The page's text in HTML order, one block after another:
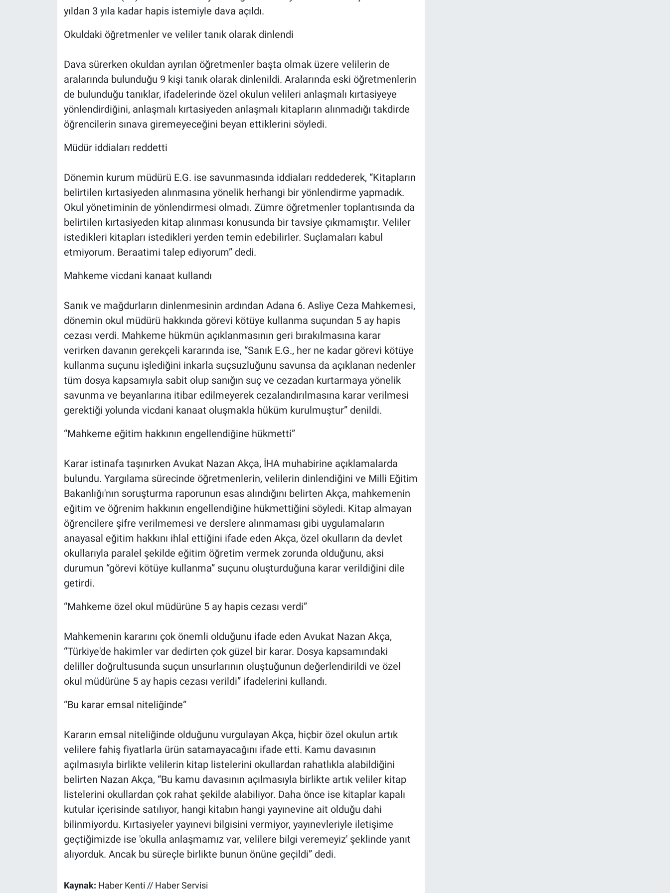
yıldan 3 yıla kadar hapis istemiyle dava açıldı.
Okuldaki öğretmenler ve veliler tanık olarak dinlendi
Dava sürerken okuldan ayrılan öğretmenler başta olmak üzere velilerin de
aralarında bulunduğu 9 kişi tanık olarak dinlenildi. Aralarında eski öğretmenlerin
de bulunduğu tanıklar, ifadelerinde özel okulun velileri anlaşmalı kırtasiyeye
yönlendirdiğini, anlaşmalı kırtasiyeden anlaşmalı kitapların alınmadığı takdirde
öğrencilerin sınava giremeyeceğini beyan ettiklerini söyledi.
Müdür iddiaları reddetti
Dönemin kurum müdürü E.G. ise savunmasında iddiaları reddederek, “Kitapların
belirtilen kırtasiyeden alınmasına yönelik herhangi bir yönlendirme yapmadık.
Okul yönetiminin de yönlendirmesi olmadı. Zümre öğretmenler toplantısında da
belirtilen kırtasiyeden kitap alınması konusunda bir tavsiye çıkmamıştır. Veliler
istedikleri kitapları istedikleri yerden temin edebilirler. Suçlamaları kabul
etmiyorum. Beraatimi talep ediyorum” dedi.
Mahkeme vicdani kanaat kullandı
Sanık ve mağdurların dinlenmesinin ardından Adana 6. Asliye Ceza Mahkemesi,
dönemin okul müdürü hakkında görevi kötüye kullanma suçundan 5 ay hapis
cezası verdi. Mahkeme hükmün açıklanmasının geri bırakılmasına karar
verirken davanın gerekçeli kararında ise, “Sanık E.G., her ne kadar görevi kötüye
kullanma suçunu işlediğini inkarla suçsuzluğunu savunsa da açıklanan nedenler
tüm dosya kapsamıyla sabit olup sanığın suç ve cezadan kurtarmaya yönelik
savunma ve beyanlarına itibar edilmeyerek cezalandırılmasına karar verilmesi
gerektiği yolunda vicdani kanaat oluşmakla hüküm kurulmuştur” denildi.
“Mahkeme eğitim hakkının engellendiğine hükmetti”
Karar istinafa taşınırken Avukat Nazan Akça, İHA muhabirine açıklamalarda
bulundu. Yargılama sürecinde öğretmenlerin, velilerin dinlendiğini ve Milli Eğitim
Bakanlığı'nın soruşturma raporunun esas alındığını belirten Akça, mahkemenin
eğitim ve öğrenim hakkının engellendiğine hükmettiğini söyledi. Kitap almayan
öğrencilere şifre verilmemesi ve derslere alınmaması gibi uygulamaların
anayasal eğitim hakkını ihlal ettiğini ifade eden Akça, özel okulların da devlet
okullarıyla paralel şekilde eğitim öğretim vermek zorunda olduğunu, aksi
durumun “görevi kötüye kullanma” suçunu oluşturduğuna karar verildiğini dile
getirdi.
“Mahkeme özel okul müdürüne 5 ay hapis cezası verdi”
Mahkemenin kararını çok önemli olduğunu ifade eden Avukat Nazan Akça,
“Türkiye'de hakimler var dedirten çok güzel bir karar. Dosya kapsamındaki
deliller doğrultusunda suçun unsurlarının oluştuğunun değerlendirildi ve özel
okul müdürüne 5 ay hapis cezası verildi” ifadelerini kullandı.
“Bu karar emsal niteliğinde”
Kararın emsal niteliğinde olduğunu vurgulayan Akça, hiçbir özel okulun artık
velilere fahiş fiyatlarla ürün satamayacağını ifade etti. Kamu davasının
açılmasıyla birlikte velilerin kitap listelerini okullardan rahatlıkla alabildiğini
belirten Nazan Akça, “Bu kamu davasının açılmasıyla birlikte artık veliler kitap
listelerini okullardan çok rahat şekilde alabiliyor. Daha önce ise kitaplar kapalı
kutular içerisinde satılıyor, hangi kitabın hangi yayınevine ait olduğu dahi
bilinmiyordu. Kırtasiyeler yayınevi bilgisini vermiyor, yayınevleriyle iletişime
geçtiğimizde ise 'okulla anlaşmamız var, velilere bilgi veremeyiz' şeklinde yanıt
alıyorduk. Ancak bu süreçle birlikte bunun önüne geçildi” dedi.
Kaynak: Haber Kenti // Haber Servisi